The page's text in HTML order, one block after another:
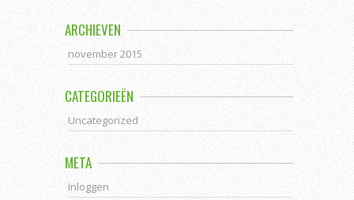
ARCHIEVEN
november 2015
CATEGORIEËN
Uncategorized
META
Inloggen